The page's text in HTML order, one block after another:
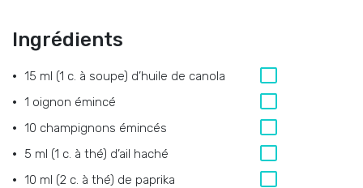
Ingrédients
15 ml (1 c. à soupe) d’huile de canola
1 oignon émincé
10 champignons émincés
5 ml (1 c. à thé) d’ail haché
10 ml (2 c. à thé) de paprika